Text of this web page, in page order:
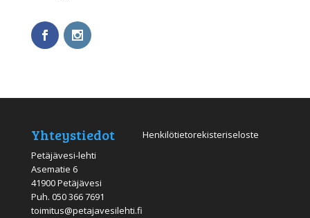
Yhteystiedot
Petäjävesi-lehti
Asematie 6
41900 Petäjävesi
Puh. 050 366 7691
toimitus@petajavesilehti.fi
Henkilötietorekisteriseloste